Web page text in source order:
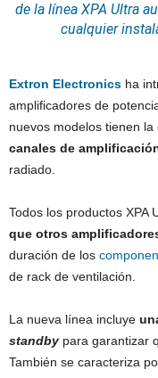
de la línea XPA Ultra
cualquier
Extron Electronics ha
amplificadores de
nuevos modelos tienen la
canales de
radiado.
Todos los productos XPA
que otros
duración de los
de rack de ventilación.
La nueva línea incluye
standby para garantizar
También se caracteriza